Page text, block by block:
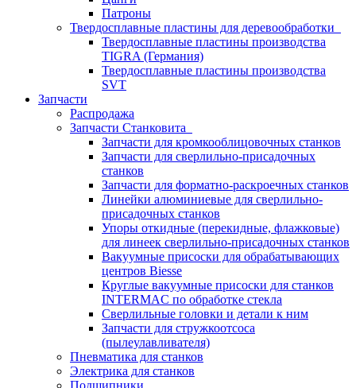
Патроны
Твердосплавные пластины для деревообработки
Твердосплавные пластины производства
TIGRA (Германия)
Твердосплавные пластины производства
SVT
Запчасти
Распродажа
Запчасти Станковита
Запчасти для кромкооблицовочных станков
Запчасти для сверлильно-присадочных
станков
Запчасти для форматно-раскроечных станков
Линейки алюминиевые для сверлильно-
присадочных станков
Упоры откидные (перекидные, флажковые)
для линеек сверлильно-присадочных станков
Вакуумные присоски для обрабатывающих
центров Biesse
Круглые вакуумные присоски для станков
INTERMAC по обработке стекла
Сверлильные головки и детали к ним
Запчасти для стружкоотсоса
(пылеулавливателя)
Пневматика для станков
Электрика для станков
Подшипники